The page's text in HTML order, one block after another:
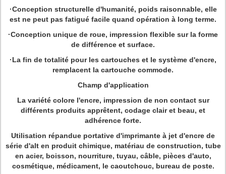
·Conception structurelle d'humanité, poids raisonnable, elle
est ne peut pas fatigué facile quand opération à long terme.
·Conception unique de roue, impression flexible sur la forme
de différence et surface.
·La fin de totalité pour les cartouches et le système d'encre,
remplacent la cartouche commode.
Champ d'application
La variété colore l'encre, impression de non contact sur
différents produits apprêtent, codage clair et beau, et
adhérence forte.
Utilisation répandue portative d'imprimante à jet d'encre de
série d'alt en produit chimique, matériau de construction, tube
en acier, boisson, nourriture, tuyau, câble, pièces d'auto,
cosmétique, médicament, le caoutchouc, bureau de poste.